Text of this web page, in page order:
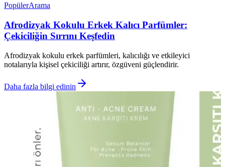
PopülerArama
Afrodizyak Kokulu Erkek Kalıcı Parfümler:
Çekiciliğin Sırrını Keşfedin
Afrodizyak kokulu erkek parfümleri, kalıcılığı ve etkileyici
notalarıyla kişisel çekiciliği artırır, özgüveni güçlendirir.
Daha fazla bilgi edinin